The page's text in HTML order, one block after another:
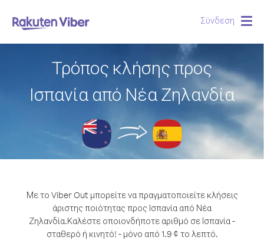
Σύνδεση
Τρόπος κλήσης προς
Ισπανία από Νέα Ζηλανδία
Με το Viber Out μπορείτε να πραγματοποιείτε κλήσεις
άριστης ποιότητας προς Ισπανία από Νέα
Ζηλανδία.Καλέστε οποιονδήποτε αριθμό σε Ισπανία -
σταθερό ή κινητό! - μόνο από 1.9 ¢ το λεπτό.